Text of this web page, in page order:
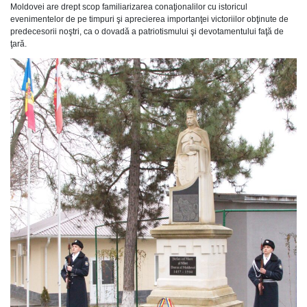
Moldovei are drept scop familiarizarea conaţionalilor cu istoricul
evenimentelor de pe timpuri şi aprecierea importanţei victoriilor obţinute de
predecesorii noştri, ca o dovadă a patriotismului şi devotamentului faţă de
ţară.